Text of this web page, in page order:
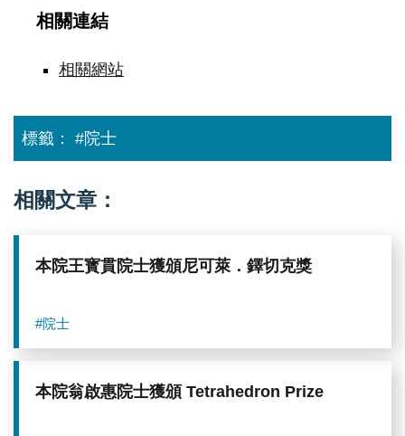
相關連結
相關網站
標籤： #院士
相關文章：
本院王寳貫院士獲頒尼可萊．鐸切克獎
#院士
本院翁啟惠院士獲頒 Tetrahedron Prize